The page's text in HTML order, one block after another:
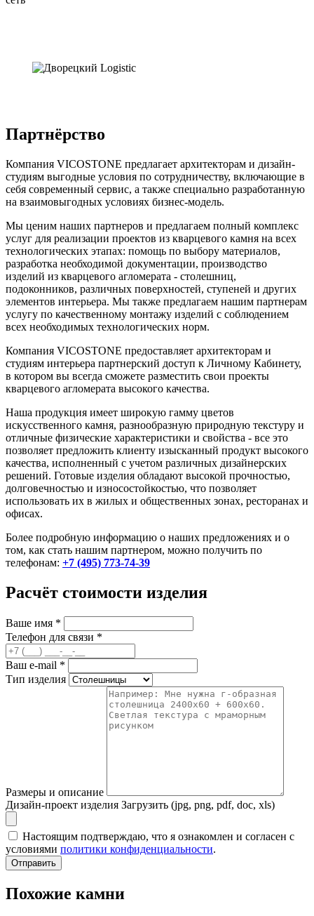
Партнёрство
Компания VICOSTONE предлагает архитекторам и дизайн-
студиям выгодные условия по сотрудничеству, включающие в
себя современный сервис, а также специально разработанную
на взаимовыгодных условиях бизнес-модель.
Мы ценим наших партнеров и предлагаем полный комплекс
услуг для реализации проектов из кварцевого камня на всех
технологических этапах: помощь по выбору материалов,
разработка необходимой документации, производство
изделий из кварцевого агломерата - столешниц,
подоконников, различных поверхностей, ступеней и других
элементов интерьера. Мы также предлагаем нашим партнерам
услугу по качественному монтажу изделий с соблюдением
всех необходимых технологических норм.
Компания VICOSTONE предоставляет архитекторам и
студиям интерьера партнерский доступ к Личному Кабинету,
в котором вы всегда сможете разместить свои проекты
кварцевого агломерата высокого качества.
Наша продукция имеет широкую гамму цветов
искусственного камня, разнообразную природную текстуру и
отличные физические характеристики и свойства - все это
позволяет предложить клиенту изысканный продукт высокого
качества, исполненный с учетом различных дизайнерских
решений. Готовые изделия обладают высокой прочностью,
долговечностью и износостойкостью, что позволяет
использовать их в жилых и общественных зонах, ресторанах и
офисах.
Более подробную информацию о наших предложениях и о
том, как стать нашим партнером, можно получить по
телефонам: +7 (495) 773-74-39
Расчёт стоимости изделия
Ваше имя *
Телефон для связи *
Ваш e-mail *
Тип изделия
Размеры и описание
Дизайн-проект изделия Загрузить (jpg, png, pdf, doc, xls)
Настоящим подтверждаю, что я ознакомлен и согласен с
условиями политики конфиденциальности.
Отправить
Похожие камни